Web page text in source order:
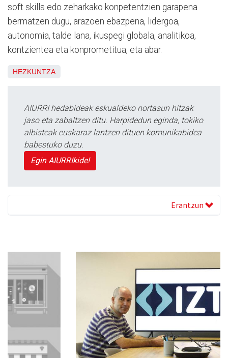
soft skills edo zeharkako konpetentzien garapena
bermatzen dugu, arazoen ebazpena, lidergoa,
autonomia, talde lana, ikuspegi globala, analitikoa,
kontzientea eta konprometitua, eta abar.
HEZKUNTZA
AIURRI hedabideak eskualdeko nortasun hitzak
jaso eta zabaltzen ditu. Harpidedun eginda, tokiko
albisteak euskaraz lantzen dituen komunikabidea
babestuko duzu.
Egin AIURRIkide!
Erantzun